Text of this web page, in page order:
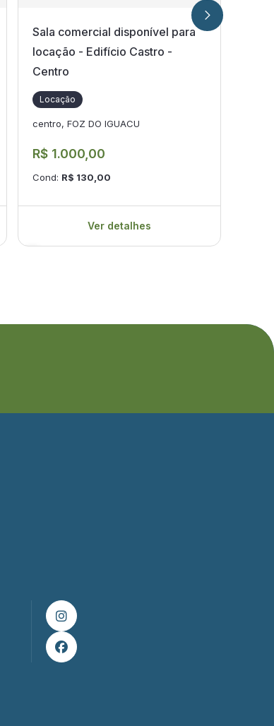
Sala comercial disponível para
locação - Edifício Castro -
Centro
Locação
centro, FOZ DO IGUACU
R$ 1.000,00
Cond: R$ 130,00
Ver detalhes

